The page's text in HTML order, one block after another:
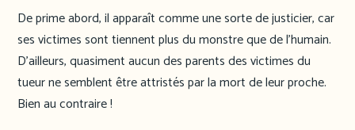
De prime abord, il apparaît comme une sorte de justicier, car
ses victimes sont tiennent plus du monstre que de l’humain.
D’ailleurs, quasiment aucun des parents des victimes du
tueur ne semblent être attristés par la mort de leur proche.
Bien au contraire !